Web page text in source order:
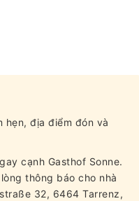
hẹn, địa điểm đón và
cạnh Gasthof Sonne.
thông báo cho nhà
32, 6464 Tarrenz,